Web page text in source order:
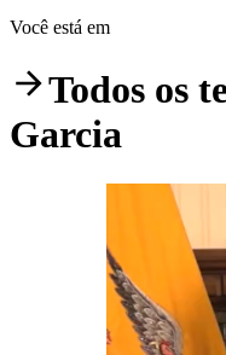
Você está em
Todos os
Garcia